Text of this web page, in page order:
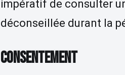
impératif de consulter
déconseillée durant la
CONSENTEMENT